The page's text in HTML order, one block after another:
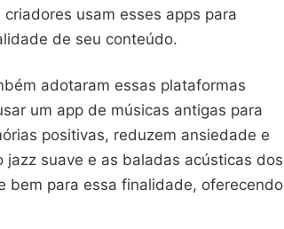
usam esses apps para
de seu conteúdo.
adotaram essas plataformas
um app de músicas antigas para
positivas, reduzem ansiedade e
suave e as baladas acústicas dos
bem para essa finalidade, oferecendo